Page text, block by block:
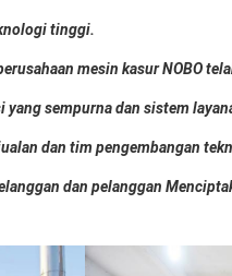
tinggi.
mesin kasur NOBO
sempurna dan sistem
dan tim pengembangan
dan pelanggan